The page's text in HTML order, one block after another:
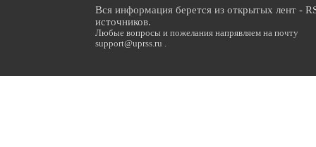
Вся информация берется из открытых лент -
источников.
Любые вопросы и пожелания напрявляем на почту
support@uprss.ru .